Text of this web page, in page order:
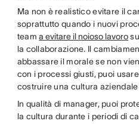
Ma non è realistico evitare il
soprattutto quando i nuovi
teama evitare il noioso lavoro
la collaborazione. Il
abbassare il morale se non
con i processi giusti, puoi
costruire una cultura
In qualità di manager, puoi
la cultura durante i periodi di